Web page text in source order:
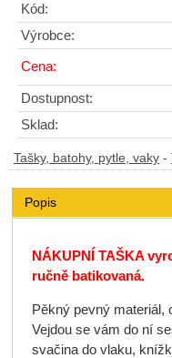
Kód:
Výrobce:
Cena:
Dostupnost:
Sklad:
Tašky, batohy, pytle, vaky -
Popis
NÁKUPNÍ TAŠKA
ručně batikovaná.
Pěkný pevný materiál,
Vejdou se vám do ní
svačina do vlaku,